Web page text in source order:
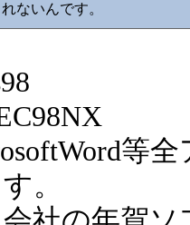
ないんです。
等
。